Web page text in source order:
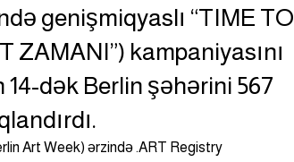
genişmiqyaslı “TIME TO
kampaniyasını
14-dək Berlin şəhərini 567
Art Week) ərzində .ART Registry